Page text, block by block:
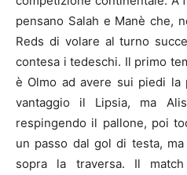
pensano Salah e Manè che,
Reds di volare al turno
contesa i tedeschi. Il primo
è Olmo ad avere sui piedi
vantaggio il Lipsia, ma
respingendo il pallone, poi
un passo dal gol di testa,
sopra la traversa. Il